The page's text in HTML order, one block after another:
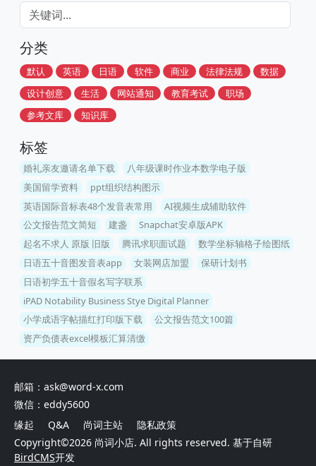
分类
默认 英语 日语 软件 商业 法律法规
数据
设计创意
生活 网站通知 教育考试
职场
参考文库
知识库
标签
婚礼亲友邀请名单下载
八年级课时作业本数学电子版
美国留学资料
ppt组织结构图示
英语国际音标表48个发音表常用
AI视频生成辅助软件
公文报告范文简短
建盏
Snapchat安卓版APK
起名不求人 原版 旧版
腾讯求职面试题
数学坐标轴格子绘图纸
日语五十音图发音表app
女装网店加盟
保研计划书
日语初学五十音假名写字联系
iPAD Notability Business Stye Digital Planner
小学成语字帖描红打印版下载
公文报告范文100篇
资产负债表excel模板汇算清缴
邮箱：ask@word-x.com
微信：eddy5600
缘起
Q&A 尚词主站
隐私政策
Copyright©2026 尚词小店. All rights reserved. 基于自研
BirdCMS开发